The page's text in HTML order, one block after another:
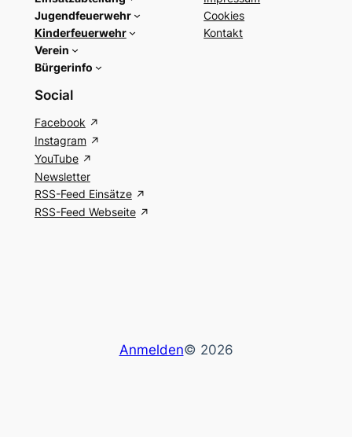
Jugendfeuerwehr
Kinderfeuerwehr
Verein
Bürgerinfo
Cookies
Kontakt
Social
Facebook
Instagram
YouTube
Newsletter
RSS-Feed Einsätze
RSS-Feed Webseite
Anmelden© 2026